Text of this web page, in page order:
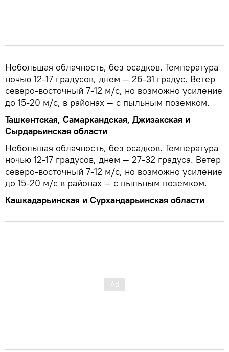
Небольшая облачность, без осадков. Температура
ночью 12-17 градусов, днем — 26-31 градус. Ветер
северо-восточный 7-12 м/с, но возможно усиление
до 15-20 м/с, в районах — c пыльным поземком.
Ташкентская, Самаркандская, Джизакская и
Сырдарьинская области
Небольшая облачность, без осадков. Температура
ночью 12-17 градусов, днем — 27-32 градуса. Ветер
северо-восточный 7-12 м/с, но возможно усиление
до 15-20 м/с в районах — c пыльным поземком.
Кашкадарьинская и Сурхандарьинская области